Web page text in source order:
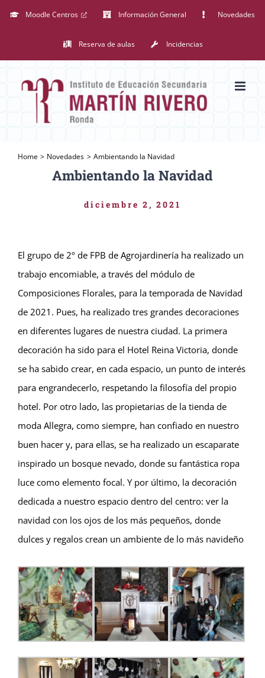
Saltar
Moodle Centros Información General Novedades
Reserva de aulas Incidencias
Home Novedades Ambientando la Navidad
Ambientando la Navidad
diciembre 2, 2021
El grupo de 2º de FPB de Agrojardinería ha realizado un
trabajo encomiable, a través del módulo de
Composiciones Florales, para la temporada de Navidad
de 2021. Pues, ha realizado tres grandes decoraciones
en diferentes lugares de nuestra ciudad. La primera
decoración ha sido para el Hotel Reina Victoria, donde
se ha sabido crear, en cada espacio, un punto de interés
para engrandecerlo, respetando la filosofía del propio
hotel. Por otro lado, las propietarias de la tienda de
moda Allegra, como siempre, han confiado en nuestro
buen hacer y, para ellas, se ha realizado un escaparate
inspirado un bosque nevado, donde su fantástica ropa
luce como elemento focal. Y por último, la decoración
dedicada a nuestro espacio dentro del centro: ver la
navidad con los ojos de los más pequeños, donde
dulces y regalos crean un ambiente de lo más navideño